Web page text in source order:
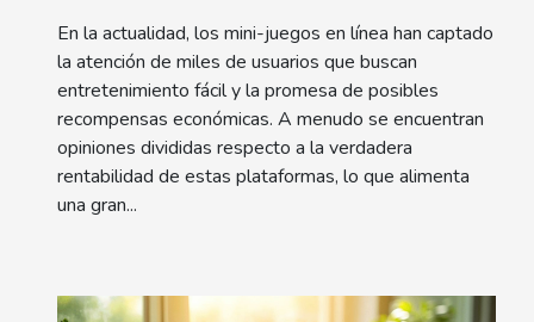
En la actualidad, los mini-juegos en línea han captado
la atención de miles de usuarios que buscan
entretenimiento fácil y la promesa de posibles
recompensas económicas. A menudo se encuentran
opiniones divididas respecto a la verdadera
rentabilidad de estas plataformas, lo que alimenta
una gran...